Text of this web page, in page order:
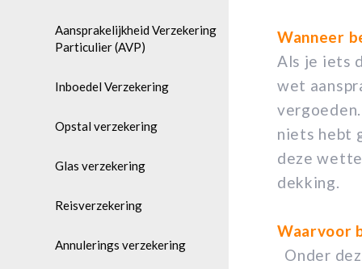
Aansprakelijkheid Verzekering
Particulier (AVP)
Inboedel Verzekering
Opstal verzekering
Glas verzekering
Reisverzekering
Annulerings verzekering
Wanneer
Als je iets
wet
niets hebt
deze
dekking.
Waarvoor
Onder